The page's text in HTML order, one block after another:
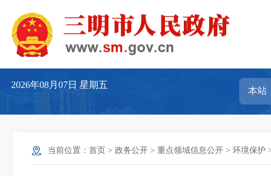
2026年08月07日星期五
当前位置： 首页 > 政务公开 > 重点领域信息公开 > 环境保护